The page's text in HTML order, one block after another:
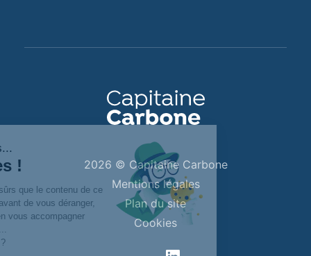
les Cookies !
On a attendu d'être sûrs que le contenu de ce
site vous intéresse avant de vous déranger,
mais on aimerait bien vous accompagner
2026 © Capitaine Carbone
Mentions légales
Plan du site
Cookies